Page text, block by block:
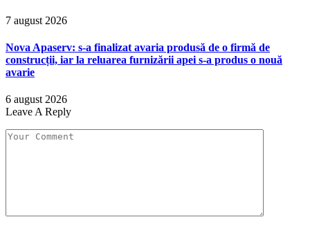
7 august 2026
Nova Apaserv: s-a finalizat avaria produsă de o firmă de
construcții, iar la reluarea furnizării apei s-a produs o nouă
avarie
6 august 2026
Leave A Reply